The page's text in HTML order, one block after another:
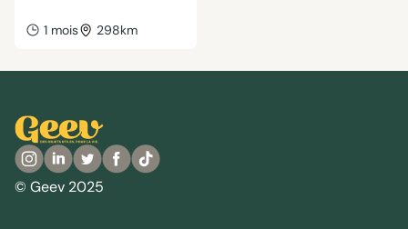
1 mois 298km
© Geev 2025